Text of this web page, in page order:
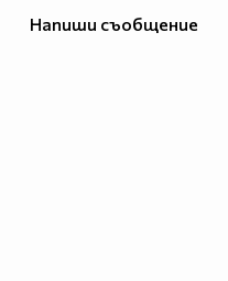
Напиши съобщение